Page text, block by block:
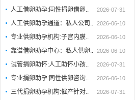
人工借卵助孕:同性捐卵借卵.. 2026-07-31
人工供卵助孕通道：私人公司.. 2026-06-10
专业供卵助孕机构:子宫内膜.. 2026-06-10
靠谱借卵助孕中心：私人供卵.. 2026-06-10
试管捐卵助怀:人工助怀小孩.. 2026-07-31
专业捐卵助孕:同性供卵咨询.. 2026-06-10
三代捐卵助孕机构:催产针对.. 2026-07-31